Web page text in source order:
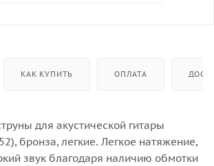
КАК КУПИТЬ ОПЛАТА
для акустической гитары
бронза, легкие. Легкое натяжение,
звук благодаря наличию обмотки